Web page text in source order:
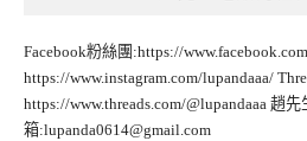
Facebook粉絲團:https://
https://www.instagram.com/lupandaaa/
https://www.threads.com/@lupandaaa 趙
箱:lupanda0614@gmail.com